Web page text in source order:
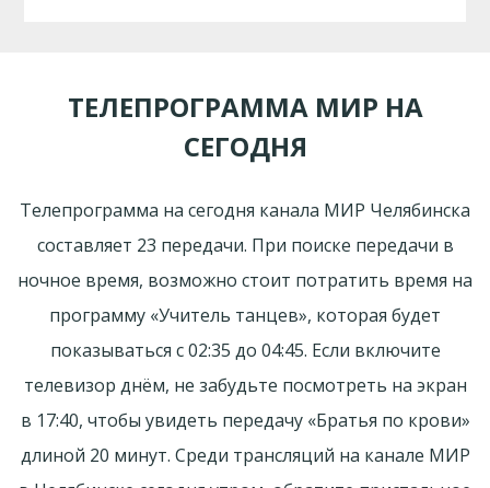
ТЕЛЕПРОГРАММА МИР НА
СЕГОДНЯ
Телепрограмма на сегодня канала МИР Челябинска
составляет 23 передачи. При поиске передачи в
ночное время, возможно стоит потратить время на
программу «Учитель танцев», которая будет
показываться с 02:35 до 04:45. Если включите
телевизор днём, не забудьте посмотреть на экран
в 17:40, чтобы увидеть передачу «Братья по крови»
длиной 20 минут. Среди трансляций на канале МИР